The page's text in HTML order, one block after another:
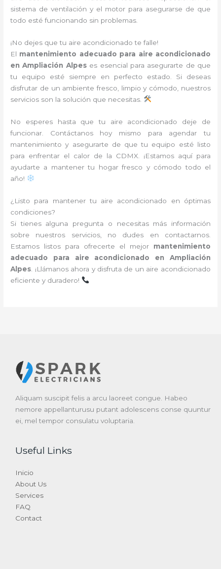
sistema de ventilación y el motor para asegurarse de que
todo esté funcionando sin problemas.
¡No dejes que tu aire acondicionado te falle!
El mantenimiento adecuado para aire acondicionado
en Ampliación Alpeses esencial para asegurarte de que
tu equipo esté siempre en perfecto estado. Si deseas
disfrutar de un ambiente fresco, limpio y cómodo, nuestros
servicios son la solución que necesitas.
No esperes hasta que tu aire acondicionado deje de
funcionar. Contáctanos hoy mismo para agendar tu
mantenimiento y asegurarte de que tu equipo esté listo
para enfrentar el calor de la CDMX. ¡Estamos aquí para
ayudarte a mantener tu hogar fresco y cómodo todo el
año!
¿Listo para mantener tu aire acondicionado en óptimas
condiciones?
Si tienes alguna pregunta o necesitas más información
sobre nuestros servicios, no dudes en contactarnos.
Estamos listos para ofrecerte el mejor mantenimiento
adecuado para aire acondicionado en Ampliación
Alpes . ¡Llámanos ahora y disfruta de un aire acondicionado
eficiente y duradero!
Aliquam suscipit felis a arcu laoreet congue. Habeo
nemore appellanturusu putant adolescens conse quuntur
ei, mel tempor consulatu voluptaria.
Useful Links
Inicio
About Us
Services
FAQ
Contact